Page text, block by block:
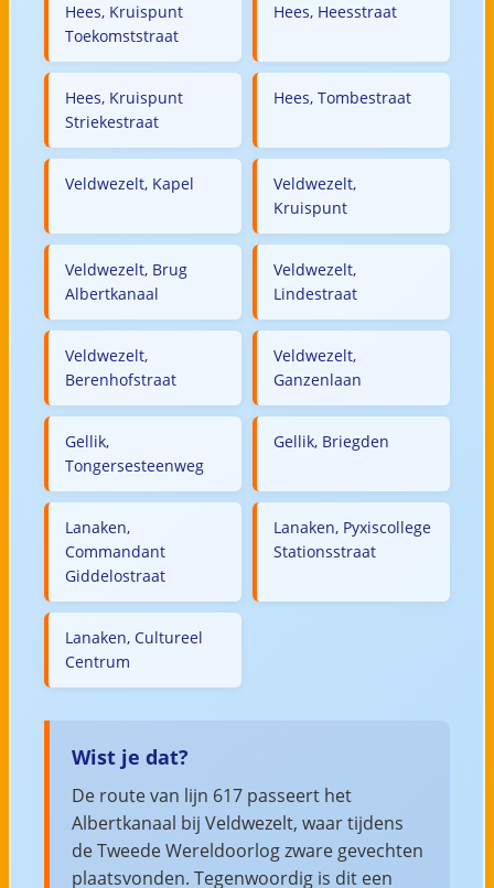
Hees, Kruispunt
Toekomststraat
Hees, Heesstraat
Hees, Kruispunt
Striekestraat
Hees, Tombestraat
Veldwezelt, Kapel
Veldwezelt,
Kruispunt
Veldwezelt, Brug
Albertkanaal
Veldwezelt,
Lindestraat
Veldwezelt,
Berenhofstraat
Veldwezelt,
Ganzenlaan
Gellik,
Tongersesteenweg
Gellik, Briegden
Lanaken,
Commandant
Giddelostraat
Lanaken, Pyxiscollege
Stationsstraat
Lanaken, Cultureel
Centrum
Wist je dat?
De route van lijn 617 passeert het
Albertkanaal bij Veldwezelt, waar tijdens
de Tweede Wereldoorlog zware gevechten
plaatsvonden. Tegenwoordig is dit een